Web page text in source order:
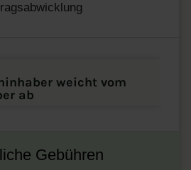
weicht vom
ab
Gebühren